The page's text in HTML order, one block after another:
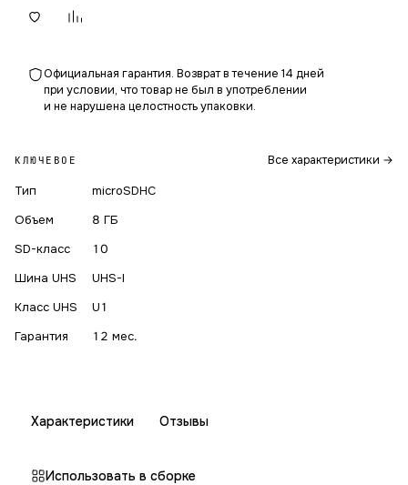
Официальная гарантия. Возврат в течение 14 дней
при условии, что товар не был в употреблении
и не нарушена целостность упаковки.
КЛЮЧЕВОЕ Все характеристики →
Тип
microSDHC
Объем
8 ГБ
SD-класс
10
Шина UHS
UHS-I
Класс UHS
U1
Гарантия
12 мес.
Характеристики Отзывы
Использовать в сборке